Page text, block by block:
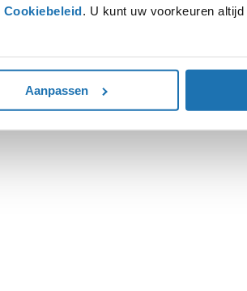
Cookiebeleid. U kunt uw voorkeuren
Aanpassen